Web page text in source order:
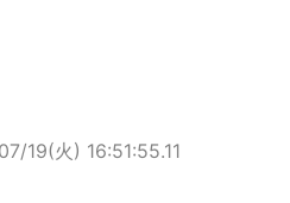
19(火) 16:51:55.11